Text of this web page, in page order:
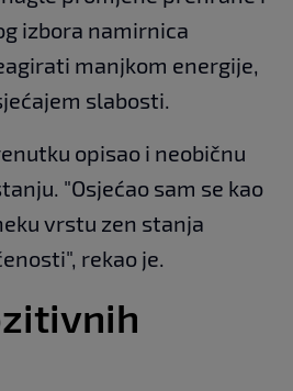
izbora namirnica
manjkom energije,
slabosti.
opisao i neobičnu
"Osjećao sam se kao
vrstu zen stanja
rekao je.